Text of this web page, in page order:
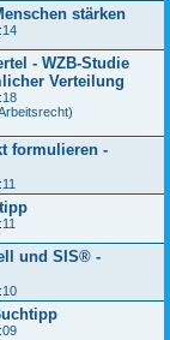
stärken
- WZB-Studie
Verteilung
formulieren -
und SIS® -